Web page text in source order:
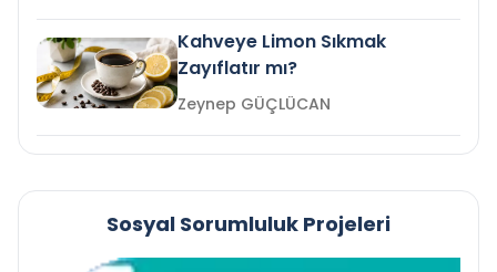
Kahveye Limon Sıkmak
Zayıflatır mı?
Zeynep GÜÇLÜCAN
Sosyal Sorumluluk Projeleri